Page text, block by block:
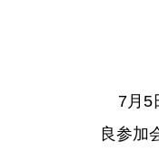
7月5
良参加